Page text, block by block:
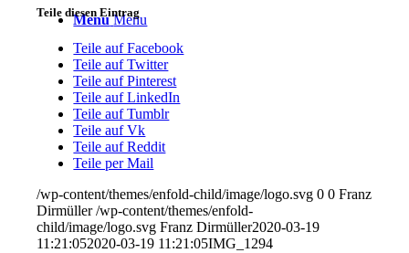
Menu Menu
Teile diesen Eintrag
Teile auf Facebook
Teile auf Twitter
Teile auf Pinterest
Teile auf LinkedIn
Teile auf Tumblr
Teile auf Vk
Teile auf Reddit
Teile per Mail
/wp-content/themes/enfold-child/image/logo.svg 0 0 Franz
Dirmüller /wp-content/themes/enfold-
child/image/logo.svg Franz Dirmüller2020-03-19
11:21:052020-03-19 11:21:05IMG_1294